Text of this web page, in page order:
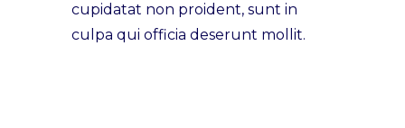
cupidatat non proident, sunt in
culpa qui officia deserunt mollit.